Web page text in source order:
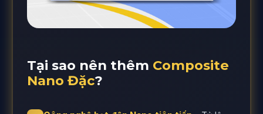
Tại sao nên thêm Composite
Nano Đặc?